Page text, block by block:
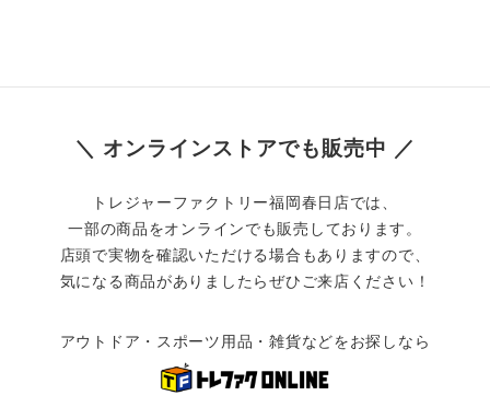
＼ オンラインストアでも販売中 ／
トレジャーファクトリー福岡春日店では、
一部の商品をオンラインでも販売しております。
店頭で実物を確認いただける場合もありますので、
気になる商品がありましたらぜひご来店ください！
アウトドア・スポーツ用品・雑貨などをお探しなら